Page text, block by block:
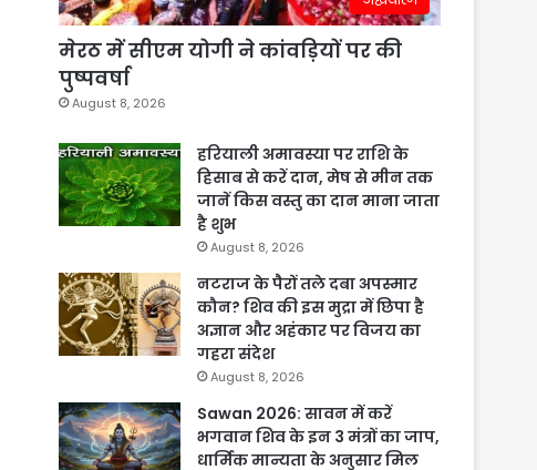
मेरठ में सीएम योगी ने कांवड़ियों पर की
पुष्पवर्षा
August 8, 2026
हरियाली अमावस्या पर राशि के
हिसाब से करें दान, मेष से मीन तक
जानें किस वस्तु का दान माना जाता
है शुभ
August 8, 2026
नटराज के पैरों तले दबा अपस्मार
कौन? शिव की इस मुद्रा में छिपा है
अज्ञान और अहंकार पर विजय का
गहरा संदेश
August 8, 2026
Sawan 2026: सावन में करें
भगवान शिव के इन 3 मंत्रों का जाप,
धार्मिक मान्यता के अनुसार मिल